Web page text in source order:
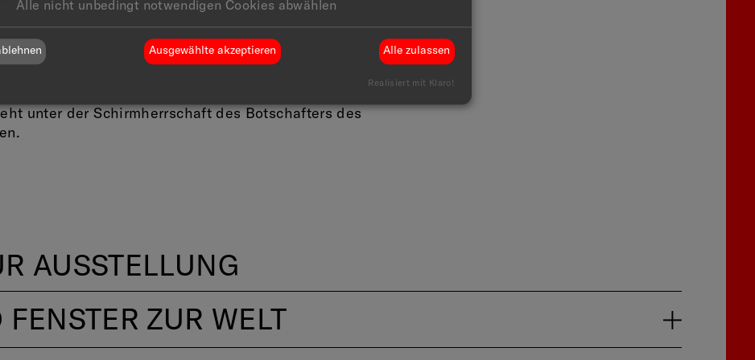
der Tate, London, dem Centre Pompidou, Paris und
Art, New York.
gefördert von ExxonMobil, Bankhaus Lampe, Lampe
und Claus und Annegret Budelmann.
unter der Schirmherrschaft des Botschafters des
AUSSTELLUNG
FENSTER ZUR WELT
Alle nicht unbedingt notwendigen Cookies abwählen
Ausgewählte akzeptieren Alle zulassen
Realisiert mit Klaro!